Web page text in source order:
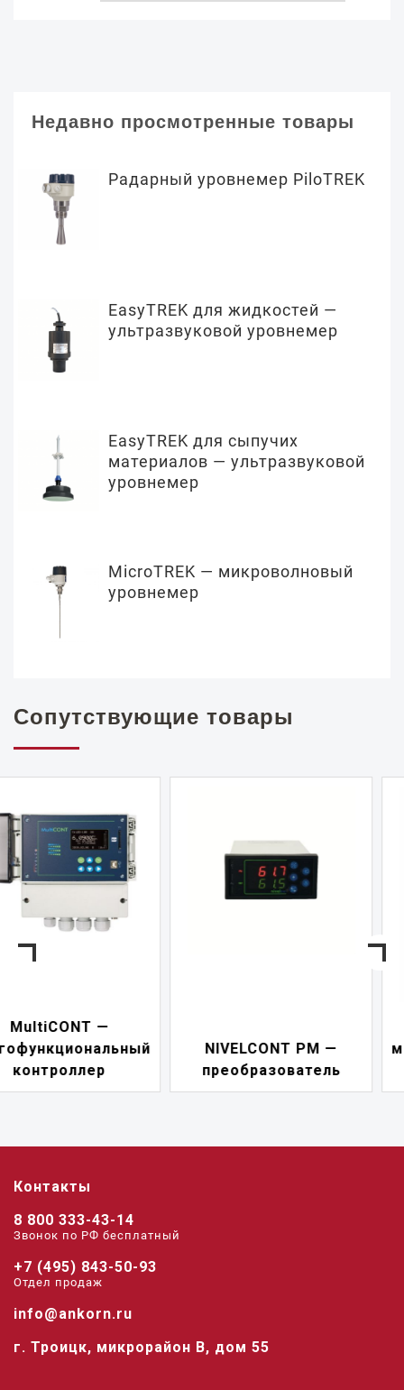
Недавно просмотренные товары
Радарный уровнемер PiloTREK
EasyTREK для жидкостей —
ультразвуковой уровнемер
EasyTREK для сыпучих
материалов — ультразвуковой
уровнемер
MicroTREK — микроволновый
уровнемер
Сопутствующие товары
NIVELCONT PM —
преобразователь
переключатель
Контакты
8 800 333-43-14
Звонок по РФ беcплатный
+7 (495) 843-50-93
Отдел продаж
info@ankorn.ru
г. Троицк, микрорайон В, дом 55